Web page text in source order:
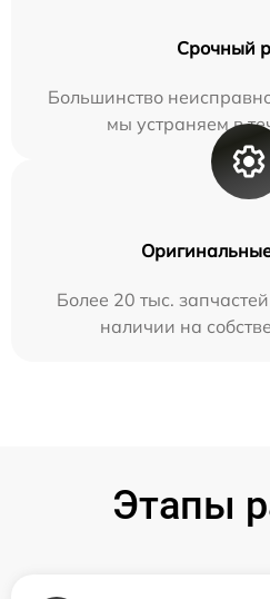
Срочный
Большинство
мы устраняем в
Более 20 тыс.
наличии на
Этапы